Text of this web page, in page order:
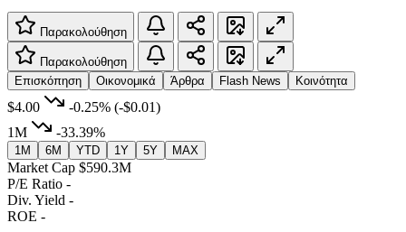
Παρακολούθηση
Παρακολούθηση
Επισκόπηση
Οικονομικά Άρθρα Flash News Κοινότητα
$4.00 -0.25% (-$0.01)
1M
-33.39%
1M 6M YTD 1Y 5Y MAX
Market Cap $590.3M
P/E Ratio -
Div. Yield -
ROE -